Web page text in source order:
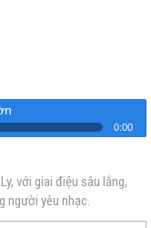
0:00
với giai điệu sâu lắng,
người yêu nhạc.